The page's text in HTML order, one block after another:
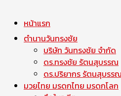
หน้าแรก
ตำนานวันทรงชัย
บริษัท วันทรงชัย จำกัด
ดร.ทรงชัย รัตนสุบรรณ
ดร.ปริยากร รัตนสุบรรณ
มวยไทย มรดกไทย มรดกโลก